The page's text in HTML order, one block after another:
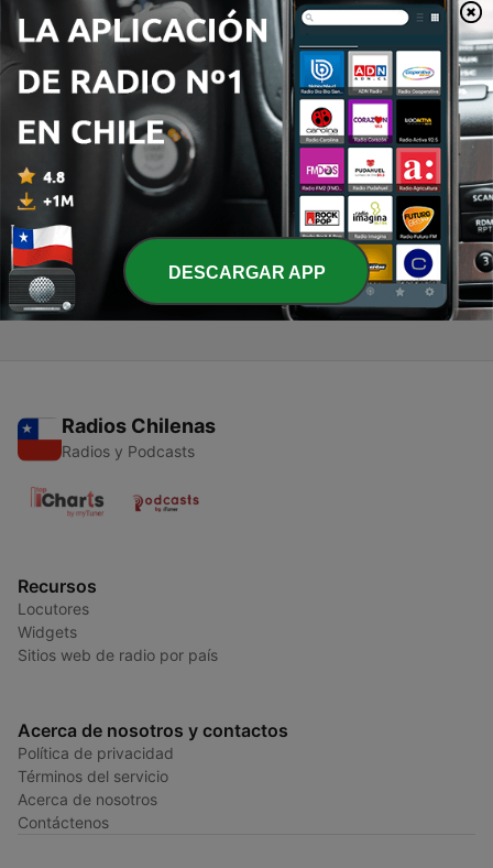
Episodios
Odio las redes.
13 oct. 2020
3 - Soy una Estrella lol
01 sep. 2020
2 - Que locura con los 20!
25 ago. 2020
Radios Chilenas
Radios y Podcasts
Recursos
Locutores
Widgets
Sitios web de radio por país
Acerca de nosotros y contactos
Política de privacidad
Términos del servicio
Acerca de nosotros
Contáctenos
DESCARGAR APP